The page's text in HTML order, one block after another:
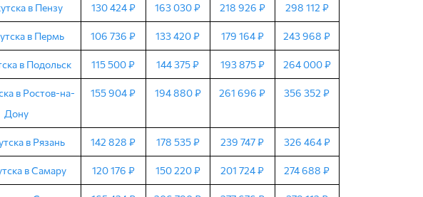
в Пензу 130 424 ₽ 163 030 ₽ 218 926 ₽ 298 112 ₽
в Пермь 106 736 ₽ 133 420 ₽ 179 164 ₽ 243 968 ₽
в Подольск 115 500 ₽ 144 375 ₽ 193 875 ₽ 264 000 ₽
в Ростов-на-
Дону
155 904 ₽ 194 880 ₽ 261 696 ₽ 356 352 ₽
в Рязань 142 828 ₽ 178 535 ₽ 239 747 ₽ 326 464 ₽
в Самару 120 176 ₽ 150 220 ₽ 201 724 ₽ 274 688 ₽